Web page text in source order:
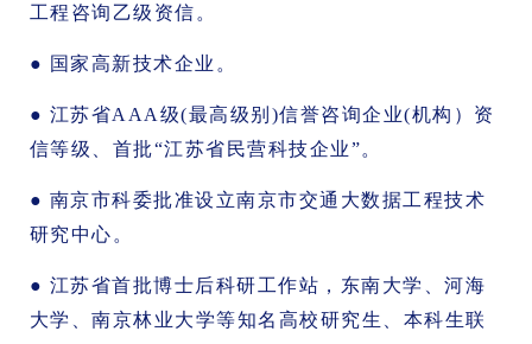
工程咨询乙级资信。
● 国家高新技术企业。
● 江苏省AAA级(最高级别)信誉咨询企业(机构）资
信等级、首批“江苏省民营科技企业”。
● 南京市科委批准设立南京市交通大数据工程技术
研究中心。
● 江苏省首批博士后科研工作站，东南大学、河海
大学、南京林业大学等知名高校研究生、本科生联